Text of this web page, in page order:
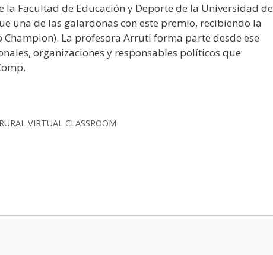
la Facultad de Educación y Deporte de la Universidad de
una de las galardonas con este premio, recibiendo la
La profesora Arruti forma parte desde ese
organizaciones y responsables políticos que
VIRTUAL CLASSROOM